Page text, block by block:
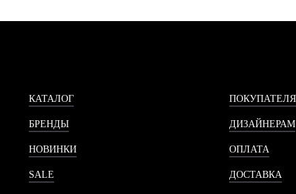
КАТАЛОГ
БРЕНДЫ
НОВИНКИ
SALE
ДИЗАЙНЕРАМ
ОПЛАТА
ДОСТАВКА